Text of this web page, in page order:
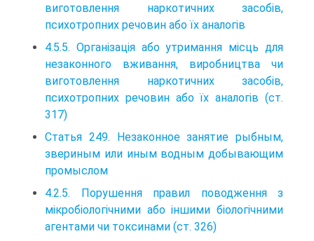
виготовлення наркотичних засобів,
психотропних речовин або їх аналогів
4.5.5. Організація або утримання місць для
незаконного вживання, виробництва чи
виготовлення наркотичних засобів,
психотропних речовин або їх аналогів (ст.
317)
Статья 249. Незаконное занятие рыбным,
звериным или иным водным добывающим
промыслом
4.2.5. Порушення правил поводження з
мікробіологічними або іншими біологічними
агентами чи токсинами (ст. 326)